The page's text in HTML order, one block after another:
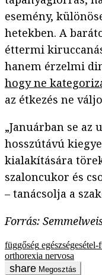
esemény,
hetekben. A
éttermi
hanem érzelmi
hogy ne
az étkezés ne
„Januárban se
hosszútávú
kialakítására
szaloncukor és
– tanácsolja a
Forrás:
függőség
orthorexia nervosa
Megosztás